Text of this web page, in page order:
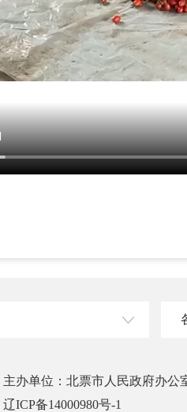
主办单位：北票市人民政府办公
辽ICP备14000980号-1